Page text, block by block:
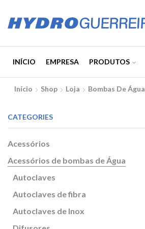
INÍCIO EMPRESA PRODUTOS
Início Shop Loja Bombas De Água
CATEGORIES
Acessórios
Acessórios de bombas de Água
Autoclaves
Autoclaves de fibra
Autoclaves de Inox